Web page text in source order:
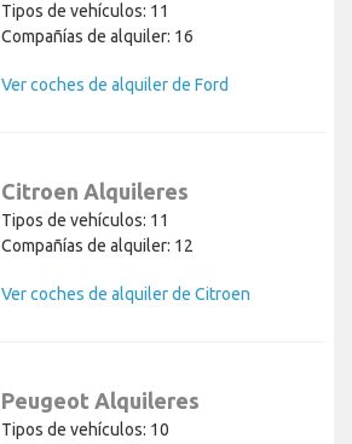
Tipos de vehículos: 11
Compañías de alquiler: 16
Ver coches de alquiler de Ford
Citroen Alquileres
Tipos de vehículos: 11
Compañías de alquiler: 12
Ver coches de alquiler de Citroen
Peugeot Alquileres
Tipos de vehículos: 10